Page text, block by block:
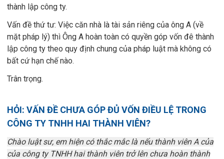
thành lập công ty.
Vấn đề thứ tư: Việc căn nhà là tài sản riêng của ông A (về
mặt pháp lý) thì Ông A hoàn toàn có quyền góp vốn đê thành
lập công ty theo quy định chung của pháp luật mà không có
bất cứ hạn chế nào.
Trân trọng.
HỎI: VẤN ĐỀ CHƯA GÓP ĐỦ VỐN ĐIỀU LỆ TRONG
CÔNG TY TNHH HAI THÀNH VIÊN?
Chào luật sư, em hiện có thắc mắc là nếu thành viên A của
của công ty TNHH hai thành viên trở lên chưa hoàn thành